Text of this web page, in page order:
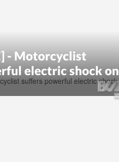
- Motorcyclist
electric shock on